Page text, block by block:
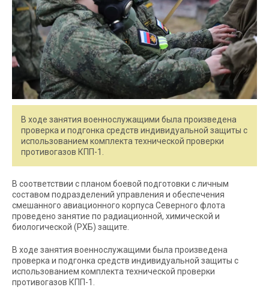
В ходе занятия военнослужащими была произведена
проверка и подгонка средств индивидуальной защиты с
использованием комплекта технической проверки
противогазов КПП-1.
В соответствии с планом боевой подготовки с личным
составом подразделений управления и обеспечения
смешанного авиационного корпуса Северного флота
проведено занятие по радиационной, химической и
биологической (РХБ) защите.
В ходе занятия военнослужащими была произведена
проверка и подгонка средств индивидуальной защиты с
использованием комплекта технической проверки
противогазов КПП-1.